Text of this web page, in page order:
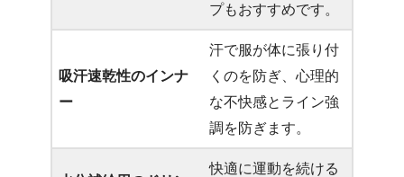
プもおすすめです。
吸汗速乾性のインナ
ー
汗で服が体に張り付
くのを防ぎ、心理的
な不快感とライン強
調を防ぎます。
快適に運動を続ける